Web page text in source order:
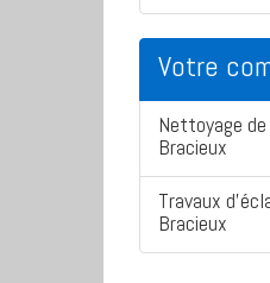
Votre
Nettoyage
Bracieux
Travaux
Bracieux